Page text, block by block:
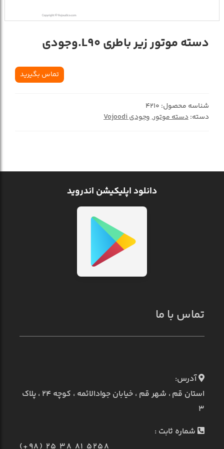
دسته موتور زیر باطری L90.وجودی
تماس بگیرید
شناسه محصول: 4210
دسته:دسته موتور,وجودی Vojoodi
دانلود اپلیکیشن اندروید
تماس با ما
آدرس:
استان قم ، شهر قم ، خیابان جوادالائمه ، کوچه ۲۴ ، پلاک
۳
شماره ثابت :